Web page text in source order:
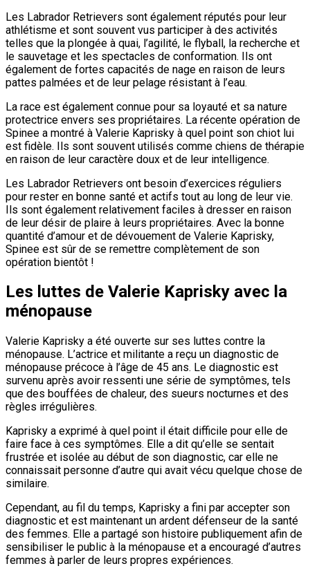
Les Labrador Retrievers sont également réputés pour leur
athlétisme et sont souvent vus participer à des activités
telles que la plongée à quai, l’agilité, le flyball, la recherche et
le sauvetage et les spectacles de conformation. Ils ont
également de fortes capacités de nage en raison de leurs
pattes palmées et de leur pelage résistant à l’eau.
La race est également connue pour sa loyauté et sa nature
protectrice envers ses propriétaires. La récente opération de
Spinee a montré à Valerie Kaprisky à quel point son chiot lui
est fidèle. Ils sont souvent utilisés comme chiens de thérapie
en raison de leur caractère doux et de leur intelligence.
Les Labrador Retrievers ont besoin d’exercices réguliers
pour rester en bonne santé et actifs tout au long de leur vie.
Ils sont également relativement faciles à dresser en raison
de leur désir de plaire à leurs propriétaires. Avec la bonne
quantité d’amour et de dévouement de Valerie Kaprisky,
Spinee est sûr de se remettre complètement de son
opération bientôt !
Les luttes de Valerie Kaprisky avec la
ménopause
Valerie Kaprisky a été ouverte sur ses luttes contre la
ménopause. L’actrice et militante a reçu un diagnostic de
ménopause précoce à l’âge de 45 ans. Le diagnostic est
survenu après avoir ressenti une série de symptômes, tels
que des bouffées de chaleur, des sueurs nocturnes et des
règles irrégulières.
Kaprisky a exprimé à quel point il était difficile pour elle de
faire face à ces symptômes. Elle a dit qu’elle se sentait
frustrée et isolée au début de son diagnostic, car elle ne
connaissait personne d’autre qui avait vécu quelque chose de
similaire.
Cependant, au fil du temps, Kaprisky a fini par accepter son
diagnostic et est maintenant un ardent défenseur de la santé
des femmes. Elle a partagé son histoire publiquement afin de
sensibiliser le public à la ménopause et a encouragé d’autres
femmes à parler de leurs propres expériences.